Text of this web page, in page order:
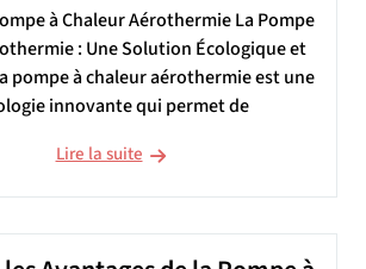
à Chaleur Aérothermie La Pompe
: Une Solution Écologique et
pompe à chaleur aérothermie est une
innovante qui permet de
Lire la suite